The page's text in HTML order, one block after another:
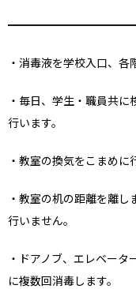
・消毒液を学校入口、各
・毎日、学生・職員共
行います。
・教室の換気をこまめに
・教室の机の距離を離
行いません。
・ドアノブ、エレベー
に複数回消毒します。